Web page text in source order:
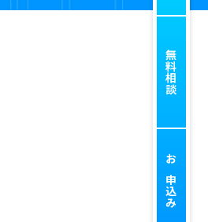
無料相談
お申込み